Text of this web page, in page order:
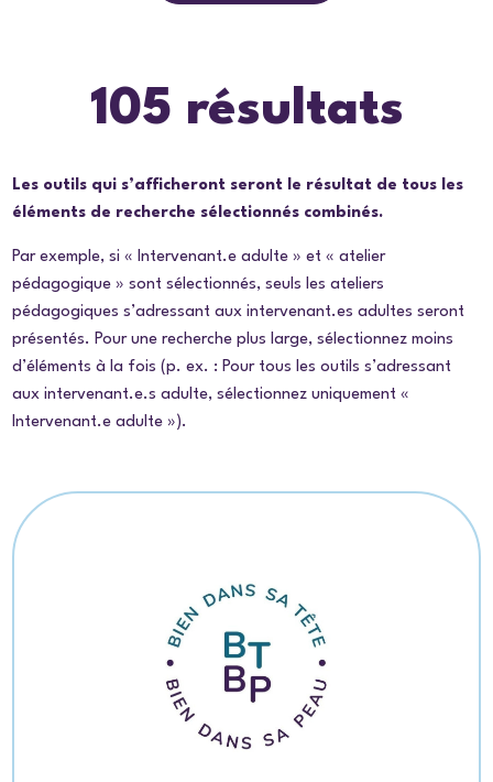
105 résultats
Les outils qui s’afficheront seront le résultat de tous les
éléments de recherche sélectionnés combinés.
Par exemple, si « Intervenant.e adulte » et « atelier
pédagogique » sont sélectionnés, seuls les ateliers
pédagogiques s’adressant aux intervenant.es adultes seront
présentés. Pour une recherche plus large, sélectionnez moins
d’éléments à la fois (p. ex. : Pour tous les outils s’adressant
aux intervenant.e.s adulte, sélectionnez uniquement «
Intervenant.e adulte »).